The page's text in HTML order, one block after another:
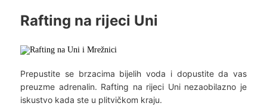
Rafting na rijeci Uni
Prepustite se brzacima bijelih voda i dopustite da vas
preuzme adrenalin. Rafting na rijeci Uni nezaobilazno je
iskustvo kada ste u plitvičkom kraju.